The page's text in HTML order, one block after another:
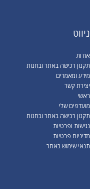
ניווט
אודות
תקנון רכישה באתר ובחנות
מידע ומאמרים
יצירת קשר
ראשי
מועדפים שלי
תקנון רכישה באתר ובחנות
נגישות ופרטיות
מדיניות פרטיות
תנאי שימוש באתר